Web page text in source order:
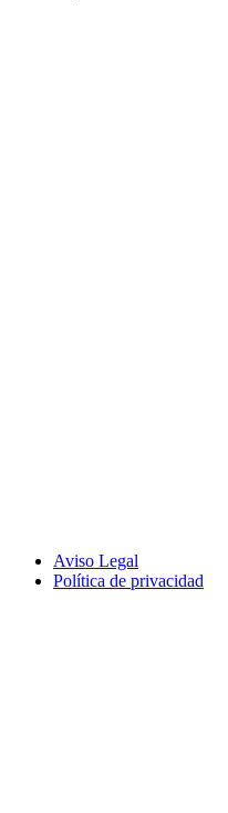
Aviso Legal
Política de privacidad